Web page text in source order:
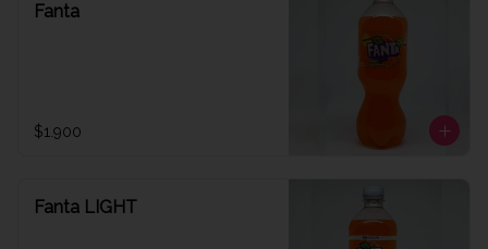
Fanta
$1.900
Fanta LIGHT